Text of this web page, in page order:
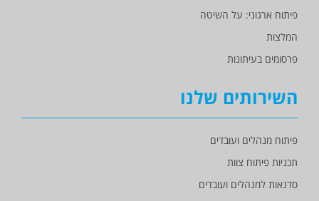
פיתוח ארגוני: על השיטה
המלצות
פרסומים בעיתונות
השירותים שלנו
פיתוח מנהלים ועובדים
תכניות פיתוח צוות
סדנאות למנהלים ועובדים